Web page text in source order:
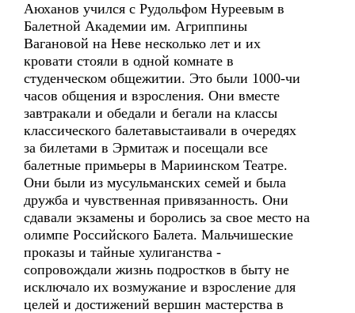
Аюханов учился с Рудольфом Нуреевым в
Балетной Академии им. Агриппины
Вагановой на Неве несколько лет и их
кровати стояли в одной комнате в
студенческом общежитии. Это были 1000-чи
часов общения и взросления. Они вместе
завтракали и обедали и бегали на классы
классического балетавыстаивали в очередях
за билетами в Эрмитаж и посещали все
балетные примьеры в Мариинском Театре.
Они были из мусульманских семей и была
дружба и чувственная привязанность. Они
сдавали экзамены и боролись за свое место на
олимпе Российского Балета. Мальчишеские
проказы и тайные хулиганства -
сопровождали жизнь подростков в быту не
исключало их возмужание и взросление для
целей и достижений вершин мастерства в